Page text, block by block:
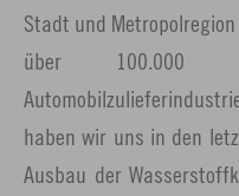
Stadt und
über 100.000
haben wir uns in den
Ausbau der